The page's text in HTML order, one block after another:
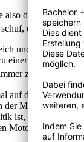
also durch die
die eine
und
zuwege zu
auf den
der Motor für
ist, laut den
Motor überdecke